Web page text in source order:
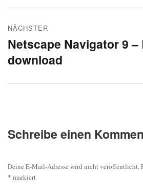
NÄCHSTER
Nächster
Beitrag:
Netscape Navigator 9
download
Schreibe einen
Deine E-Mail-Adresse wird nicht veröffentlicht.
* markiert